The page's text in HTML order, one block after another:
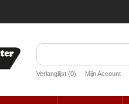
Verlanglijst (0) Mijn Account